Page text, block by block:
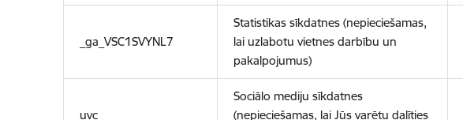
_ga_VSC1SVYNL7
Statistikas sīkdatnes (nepieciešamas,
lai uzlabotu vietnes darbību un
pakalpojumus)
uvc
Sociālo mediju sīkdatnes
(nepieciešamas, lai Jūs varētu dalīties